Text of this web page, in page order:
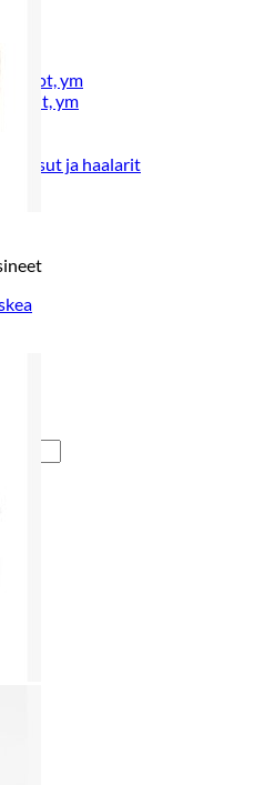
ym
ym
housut ja haalarit